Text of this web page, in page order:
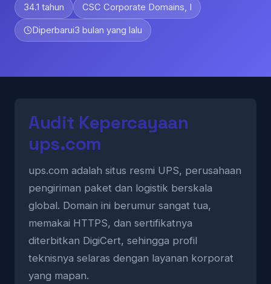
34.1 tahun CSC Corporate Domains, I
Diperbarui3 bulan yang lalu
Audit Kepercayaan
ups.com
ups.com adalah situs resmi UPS, perusahaan
pengiriman paket dan logistik berskala
global. Domain ini berumur sangat tua,
memakai HTTPS, dan sertifikatnya
diterbitkan DigiCert, sehingga profil
teknisnya selaras dengan layanan korporat
yang mapan.